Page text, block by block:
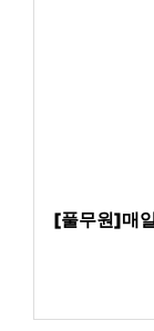
[풀무원]매